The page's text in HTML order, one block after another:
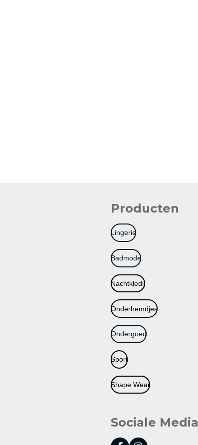
Producten
Lingerie
Badmode
Nachtkledij
Onderhemdjes
Ondergoed
Sport
Shape Wear
Sociale Media